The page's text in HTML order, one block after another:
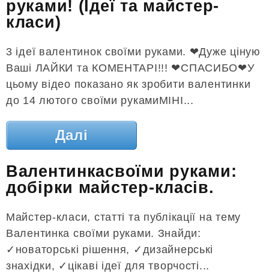
руками! (Ідеї та майстер-
класи)
3 ідеї валентинок своїми руками. ❤Дуже ціную
Ваші ЛАЙКИ та КОМЕНТАРІ!!! ❤СПАСИБО❤У
цьому відео показано як зробити валентинки
до 14 лютого своїми рукамиМІНІ...
Далі
Валентинкасвоїми руками:
добірки майстер-класів.
Майстер-класи, статті та публікації на тему
Валентинка своїми руками. Знайди:
✓новаторські рішення, ✓дизайнерські
знахідки, ✓цікаві ідеї для творчості...